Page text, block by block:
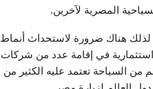
المصرية لآخرين.
هناك ضرورة لاستحداث أنماط
في إقامة عدد من شركات
من السياحة تعتمد عليه الكثير من